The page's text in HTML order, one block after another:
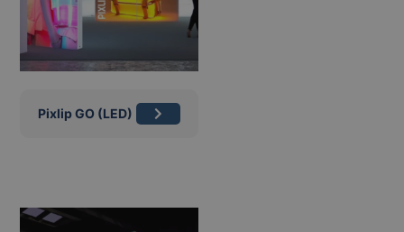
Pixlip GO (LED)